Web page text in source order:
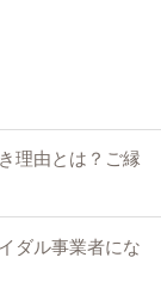
理由とは？ご縁
ダル事業者にな